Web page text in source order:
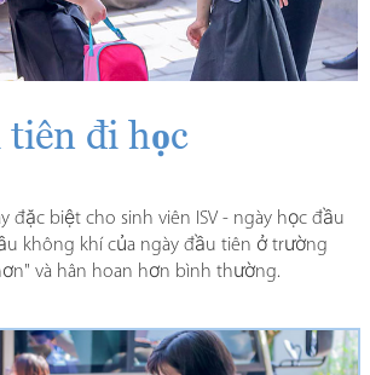
tiên đi học
đặc biệt cho sinh viên ISV - ngày học đầu
không khí của ngày đầu tiên ở trường
và hân hoan hơn bình thường.